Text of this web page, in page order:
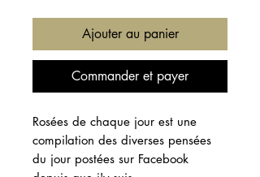
Ajouter au panier
Commander et payer
Rosées de chaque jour est une
compilation des diverses pensées
du jour postées sur Facebook